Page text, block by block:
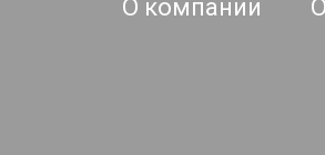
О компании